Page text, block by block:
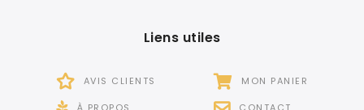
Liens utiles
AVIS CLIENTS MON PANIER